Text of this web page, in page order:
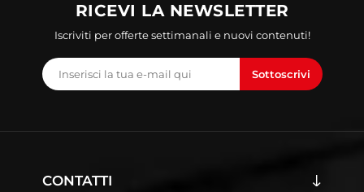
RICEVI LA NEWSLETTER
Iscriviti per offerte settimanali e nuovi contenuti!
Sottoscrivi
CONTATTI